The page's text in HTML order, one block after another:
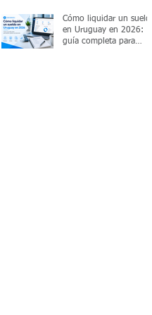
Cómo liquidar un sueldo
en Uruguay en 2026:
guía completa para